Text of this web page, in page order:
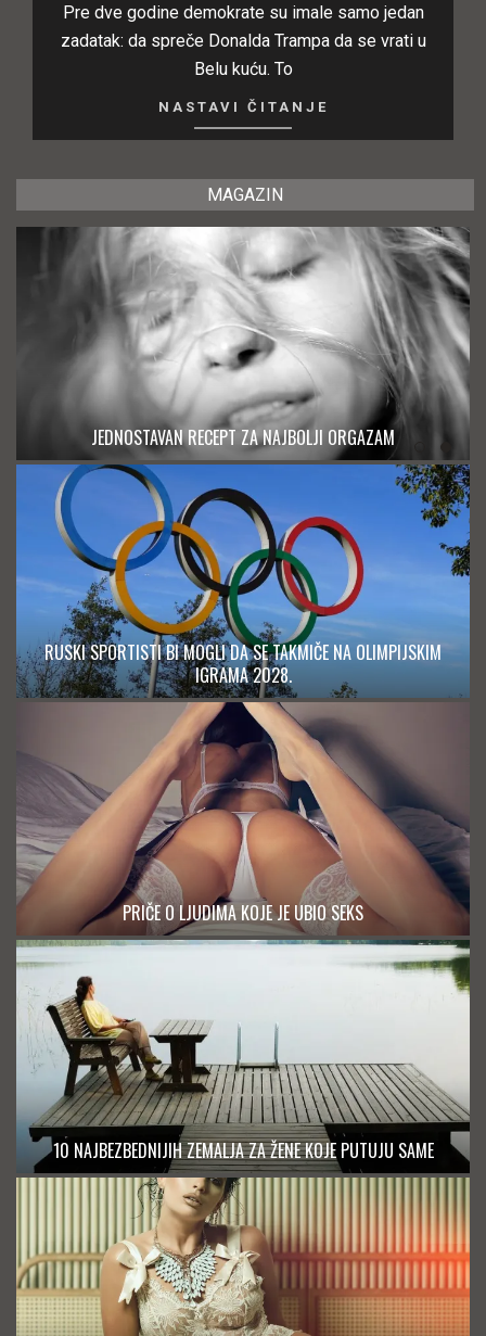
Pre dve godine demokrate su imale samo jedan
zadatak: da spreče Donalda Trampa da se vrati u
Belu kuću. To
NASTAVI ČITANJE
MAGAZIN
JEDNOSTAVAN RECEPT ZA NAJBOLJI ORGAZAM
RUSKI SPORTISTI BI MOGLI DA SE TAKMIČE NA OLIMPIJSKIM
IGRAMA 2028.
PRIČE O LJUDIMA KOJE JE UBIO SEKS
10 NAJBEZBEDNIJIH ZEMALJA ZA ŽENE KOJE PUTUJU SAME